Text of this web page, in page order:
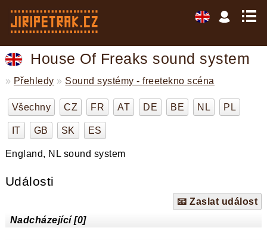
House Of Freaks sound system
» Přehledy » Sound systémy - freetekno scéna
Všechny CZ FR AT DE BE NL PL
IT GB SK ES
England, NL sound system
Události
📧 Zaslat událost
Nadcházející [0]